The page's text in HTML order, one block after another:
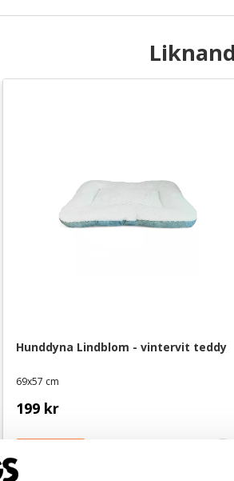
Hunddyna Lindblom - vintervit teddy
69x57 cm
199 kr